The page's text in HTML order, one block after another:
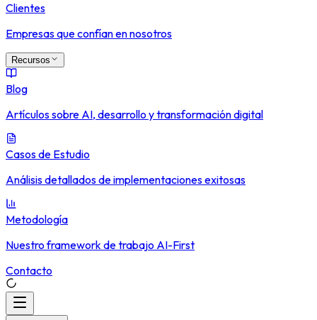
Clientes
Empresas que confían en nosotros
Recursos
Blog
Artículos sobre AI, desarrollo y transformación digital
Casos de Estudio
Análisis detallados de implementaciones exitosas
Metodología
Nuestro framework de trabajo AI-First
Contacto